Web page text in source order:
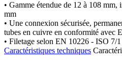
• Gamme étendue de 12 à 108
mm
• Une connexion sécurisée,
tubes en cuivre en conformité avec
• Filetage selon EN 10226 - ISO 7/
Caractéristiques techniques